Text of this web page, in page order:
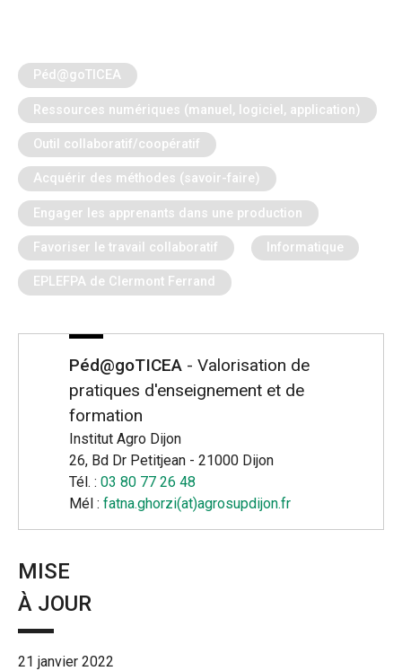
Péd@goTICEA
Ressources numériques (manuel, logiciel, application)
Outil collaboratif/coopératif
Acquérir des méthodes (savoir-faire)
Engager les apprenants dans une production
Favoriser le travail collaboratif Informatique
EPLEFPA de Clermont Ferrand
Péd@goTICEA - Valorisation de
pratiques d'enseignement et de
formation
Institut Agro Dijon
26, Bd Dr Petitjean - 21000 Dijon
Tél. : 03 80 77 26 48
Mél : fatna.ghorzi(at)agrosupdijon.fr
MISE
À JOUR
21 janvier 2022